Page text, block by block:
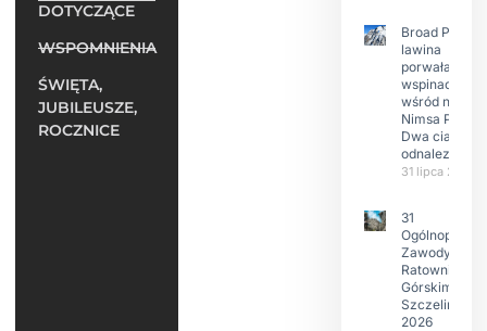
DOTYCZĄCE
WSPOMNIENIA
ŚWIĘTA,
JUBILEUSZE,
ROCZNICE
Broad Peak:
lawina
porwała 10
wspinaczy,
wśród nich
Nimsa Purję.
Dwa ciała
odnalezione.
31 lipca 2026
31
Ogólnopolskie
Zawody w
Ratownictwie
Górskim –
Szczeliniec
2026